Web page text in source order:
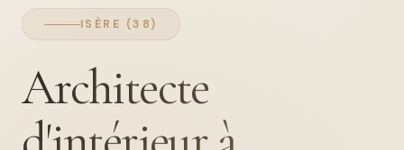
ISÈRE (38)
Architecte